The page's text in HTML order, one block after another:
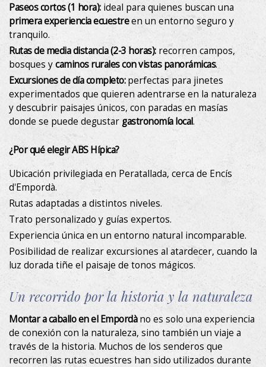
Paseos cortos (1 hora):ideal para quienes buscan una
primera experiencia ecuestreen un entorno seguro y
tranquilo.
Rutas de media distancia (2-3 horas):recorren campos,
bosques ycaminos rurales con vistas panorámicas.
Excursiones de día completo:perfectas para jinetes
experimentados que quieren adentrarse en la naturaleza
y descubrir paisajes únicos, con paradas en masías
donde se puede degustar gastronomía local.
¿Por qué elegir ABS Hípica?
Ubicación privilegiada en Peratallada, cerca de Encís
d'Empordà.
Rutas adaptadas a distintos niveles.
Trato personalizado y guías expertos.
Experiencia única en un entorno natural incomparable.
Posibilidad de realizar excursiones al atardecer, cuando la
luz dorada tiñe el paisaje de tonos mágicos.
Un recorrido por la historia y la naturaleza
Montar a caballo en el Empordàno es solo una experiencia
de conexión con la naturaleza, sino también un viaje a
través de la historia. Muchos de los senderos que
recorren las rutas ecuestres han sido utilizados durante